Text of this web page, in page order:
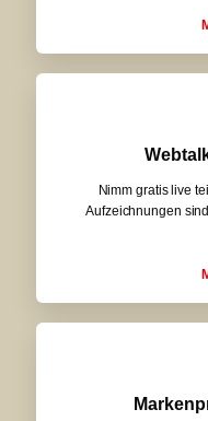
Nimm gratis live
Aufzeichnungen